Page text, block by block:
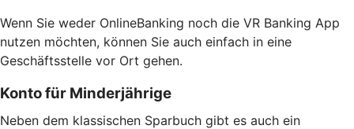
Wenn Sie weder OnlineBanking noch die VR Banking App
nutzen möchten, können Sie auch einfach in eine
Geschäftsstelle vor Ort gehen.
Konto für Minderjährige
Neben dem klassischen Sparbuch gibt es auch ein